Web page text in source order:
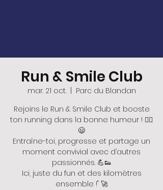
Run & Smile Club
mar. 21 oct.
  |
Parc du Blandan
Rejoins le Run & Smile Club et booste
ton running dans la bonne humeur ! 🏃‍♂️
😃
Entraîne-toi, progresse et partage un
moment convivial avec d’autres
passionnés. 💪👟
Ici, juste du fun et des kilomètres
ensemble !" 🚀